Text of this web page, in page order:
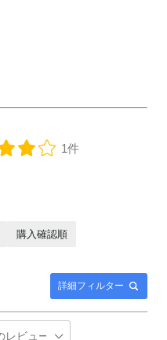
1件
詳細フィルター
購入確認順